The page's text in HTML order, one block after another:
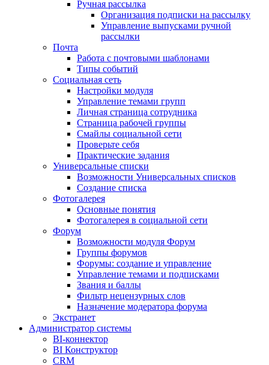
Ручная рассылка
Организация подписки на рассылку
Управление выпусками ручной
рассылки
Почта
Работа с почтовыми шаблонами
Типы событий
Социальная сеть
Настройки модуля
Управление темами групп
Личная страница сотрудника
Страница рабочей группы
Смайлы социальной сети
Проверьте себя
Практические задания
Универсальные списки
Возможности Универсальных списков
Создание списка
Фотогалерея
Основные понятия
Фотогалерея в социальной сети
Форум
Возможности модуля Форум
Группы форумов
Форумы: создание и управление
Управление темами и подписками
Звания и баллы
Фильтр нецензурных слов
Назначение модератора форума
Экстранет
Администратор системы
BI-коннектор
BI Конструктор
CRM